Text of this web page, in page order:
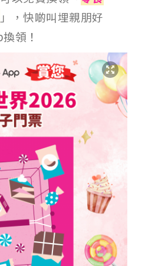
」，快啲叫埋親朋好
領！